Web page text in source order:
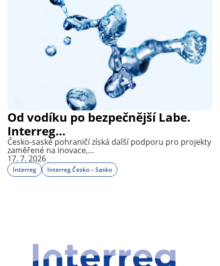
Od vodíku po bezpečnější Labe.
Interreg…
Česko-saské pohraničí získá další podporu pro projekty
zaměřené na inovace,…
17. 7. 2026
Interreg Interreg Česko – Sasko